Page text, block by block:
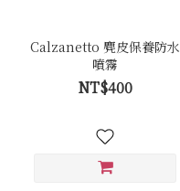
Calzanetto 麂皮保養防水
噴霧
NT$400